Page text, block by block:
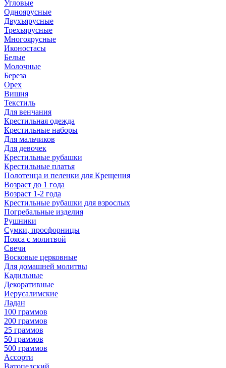
Угловые
Одноярусные
Двухъярусные
Трехъярусные
Многоярусные
Иконостасы
Белые
Молочные
Береза
Орех
Вишня
Текстиль
Для венчания
Крестильная одежда
Крестильные наборы
Для мальчиков
Для девочек
Крестильные рубашки
Крестильные платья
Полотенца и пеленки для Крещения
Возраст до 1 года
Возраст 1-2 года
Крестильные рубашки для взрослых
Погребальные изделия
Рушники
Сумки, просфорницы
Пояса с молитвой
Свечи
Восковые церковные
Для домашней молитвы
Кадильные
Декоративные
Иерусалимские
Ладан
100 граммов
200 граммов
25 граммов
50 граммов
500 граммов
Ассорти
Ватопедский